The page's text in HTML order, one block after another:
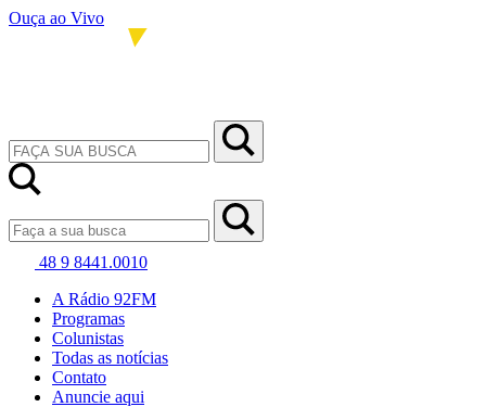
Ouça ao Vivo
48 9 8441.0010
A Rádio 92FM
Programas
Colunistas
Todas as notícias
Contato
Anuncie aqui